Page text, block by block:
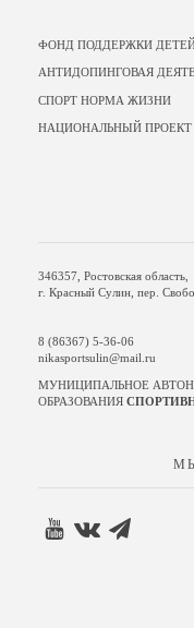
ФОНД ПОДДЕРЖКИ
АНТИДОПИНГОВАЯ
СПОРТ НОРМА ЖИЗНИ
НАЦИОНАЛЬНЫЙ ПРОЕКТ
346357, Ростовская область,
г. Красный Сулин, пер.
8 (86367) 5-36-06
nikasportsulin@mail.ru
МУНИЦИПАЛЬНОЕ
ОБРАЗОВАНИЯ